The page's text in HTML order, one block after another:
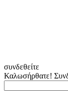
συνδεθείτε
Καλωσήρθατε!